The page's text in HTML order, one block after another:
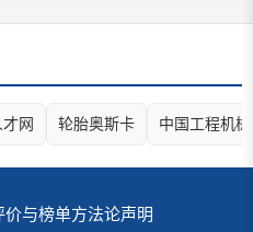
网 轮胎奥斯卡 中国工程机
价与榜单方法论声明